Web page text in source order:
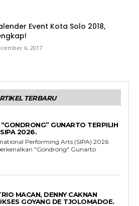
Event Kota Solo 2018,
6, 2017
TERBARU
GUNARTO TERPILIH
2026.
Performing Arts (SIPA) 2026
"Gondrong" Gunarto
MACAN, DENNY CAKNAN
GOYANG DE TJOLOMADOE.